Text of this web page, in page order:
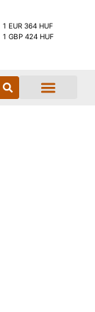
1 EUR 364 HUF
1 GBP 424 HUF